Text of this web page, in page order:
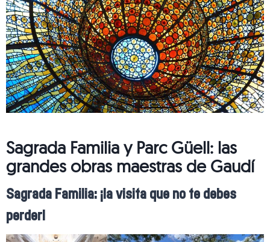
Sagrada Familia y Parc Güell: las
grandes obras maestras de Gaudí
Sagrada Familia: ¡la visita que no te debes
perder!